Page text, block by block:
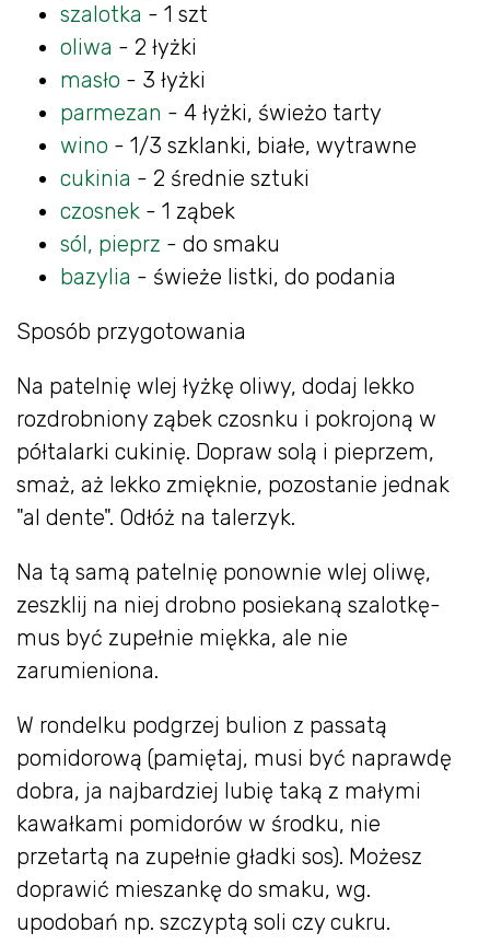
szalotka - 1 szt
oliwa - 2 łyżki
masło - 3 łyżki
parmezan - 4 łyżki, świeżo tarty
wino - 1/3 szklanki, białe, wytrawne
cukinia - 2 średnie sztuki
czosnek - 1 ząbek
sól, pieprz - do smaku
bazylia - świeże listki, do podania
Sposób przygotowania
Na patelnię wlej łyżkę oliwy, dodaj lekko
rozdrobniony ząbek czosnku i pokrojoną w
półtalarki cukinię. Dopraw solą i pieprzem,
smaż, aż lekko zmięknie, pozostanie jednak
"al dente". Odłóż na talerzyk.
Na tą samą patelnię ponownie wlej oliwę,
zeszklij na niej drobno posiekaną szalotkę-
mus być zupełnie miękka, ale nie
zarumieniona.
W rondelku podgrzej bulion z passatą
pomidorową (pamiętaj, musi być naprawdę
dobra, ja najbardziej lubię taką z małymi
kawałkami pomidorów w środku, nie
przetartą na zupełnie gładki sos). Możesz
doprawić mieszankę do smaku, wg.
upodobań np. szczyptą soli czy cukru.